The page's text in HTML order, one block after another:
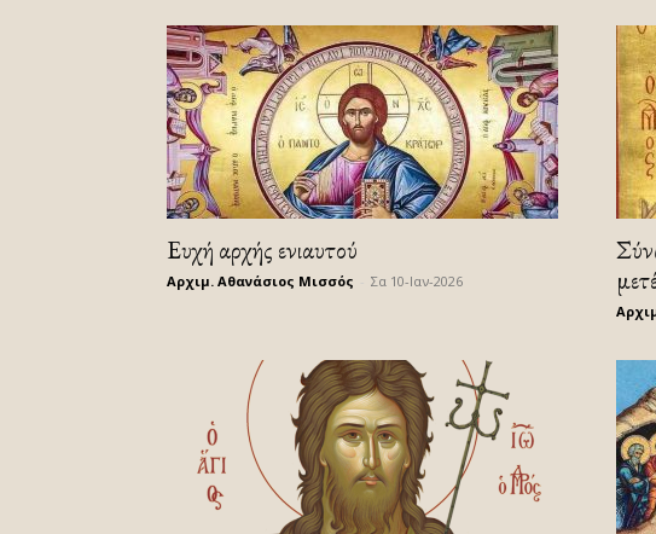
Ευχή αρχής ενιαυτού
Αρχιμ. Αθανάσιος Μισσός Σα 10-Ιαν-2026